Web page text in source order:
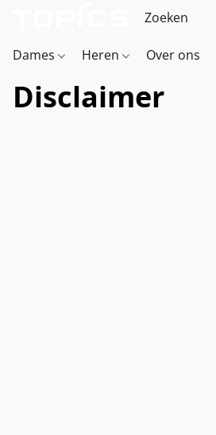
Dames Heren Over ons
Disclaimer